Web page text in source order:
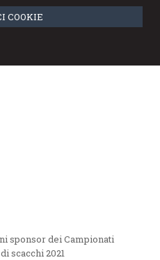
COOKIE
sponsor dei Campionati
scacchi 2021